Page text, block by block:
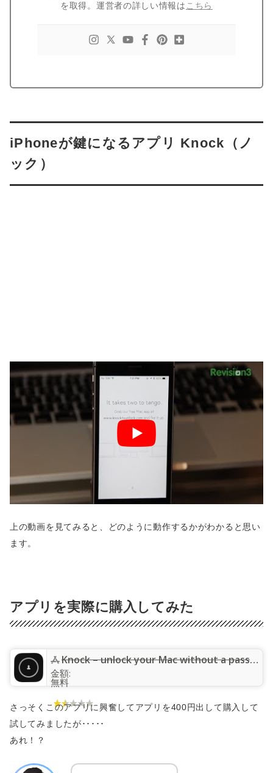
を取得。運営者の詳しい情報は こちら
iPhoneが鍵になるアプリ Knock（ノ
ック）
上の動画を見てみると、どのように動作するかがわかると思い
ます。
アプリを実際に購入してみた
Knock – unlock your Mac without a password using your iPhone and Apple Watch
金額:
無料
さっそくこのアプリに興奮してアプリを400円出して購入して
試してみましたが･････
あれ！？